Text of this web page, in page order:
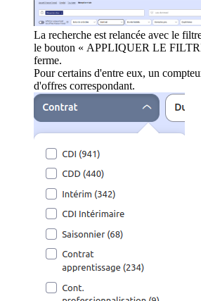
La recherche est relancée avec le
le bouton « APPLIQUER LE
ferme.
Pour certains d'entre eux, un
d'offres correspondant.